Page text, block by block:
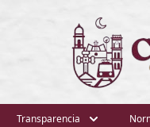
Transparencia